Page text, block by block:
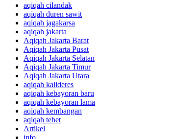
aqiqah cilandak
aqiqah duren sawit
aqiqah jagakarsa
aqiqah jakarta
Aqiqah Jakarta Barat
Aqiqah Jakarta Pusat
Aqiqah Jakarta Selatan
Aqiqah Jakarta Timur
Aqiqah Jakarta Utara
aqiqah kalideres
aqiqah kebayoran baru
aqiqah kebayoran lama
aqiqah kembangan
aqiqah tebet
Artikel
info